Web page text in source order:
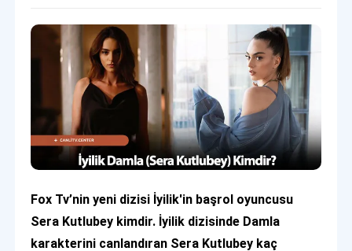
Fox Tv’nin yeni dizisi İyilik'in başrol oyuncusu
Sera Kutlubey kimdir. İyilik dizisinde Damla
karakterini canlandıran Sera Kutlubey kaç